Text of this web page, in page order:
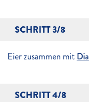
SCHRITT 3/8
Eier zusammen mit
SCHRITT 4/8